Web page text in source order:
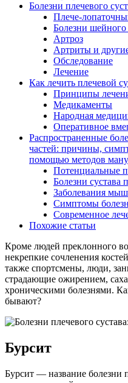
Болезни плечевого
Плече-
Болезни шейного
Артроз
Артриты и
Обследование
Лечение
Как лечить плечевой
Принципы
Медикаменты
Народная
Оперативное
Распространенные
частей: причины,
помощью методов
Потенциальные
Болезни сустава
Заболевания
Симптомы
Современное
Похожие статьи
Кроме людей преклонного
некрепкие сочленения
также спортсмены, люди,
страдающие ожирением,
хроническими болезнями.
бывают?
Бурсит
Бурсит — название болезни